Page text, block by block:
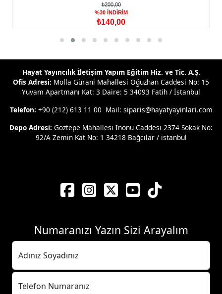
₺200,00
%30 İNDİRİM
₺140,00
Hayat Yayıncılık İletişim Yapım Eğitim Hiz. ve Tic. A.Ş.
Ofis Adresi: Molla Gürani Mahallesi Oğuzhan Caddesi No: 15
Yuvam Apartmanı Kat: 3 Daire: 5 34093 Fatih / İstanbul
Telefon: +90 (212) 613 11 00 Mail: siparis@hayatyayinlari.com
Depo Adresi: Göztepe Mahallesi İnönü Caddesi 2374 Sokak No:
92/A Zemin Kat No: 1 34218 Bağcılar / istanbul
Numaranızı Yazın Sizi Arayalım
Adınız Soyadınız
Telefon Numaranız